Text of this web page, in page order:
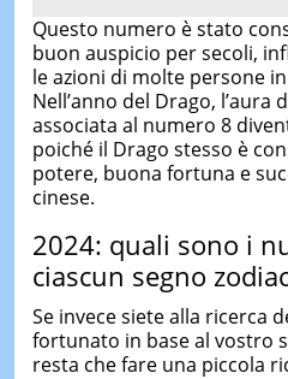
Questo numero è stato
buon auspicio per secoli,
le azioni di molte persone
Nell’anno del Drago,
associata al numero 8
poiché il Drago stesso è
potere, buona fortuna e
cinese.
2024: quali sono i
ciascun segno
Se invece siete alla ricerca
fortunato in base al vostro
resta che fare una piccola